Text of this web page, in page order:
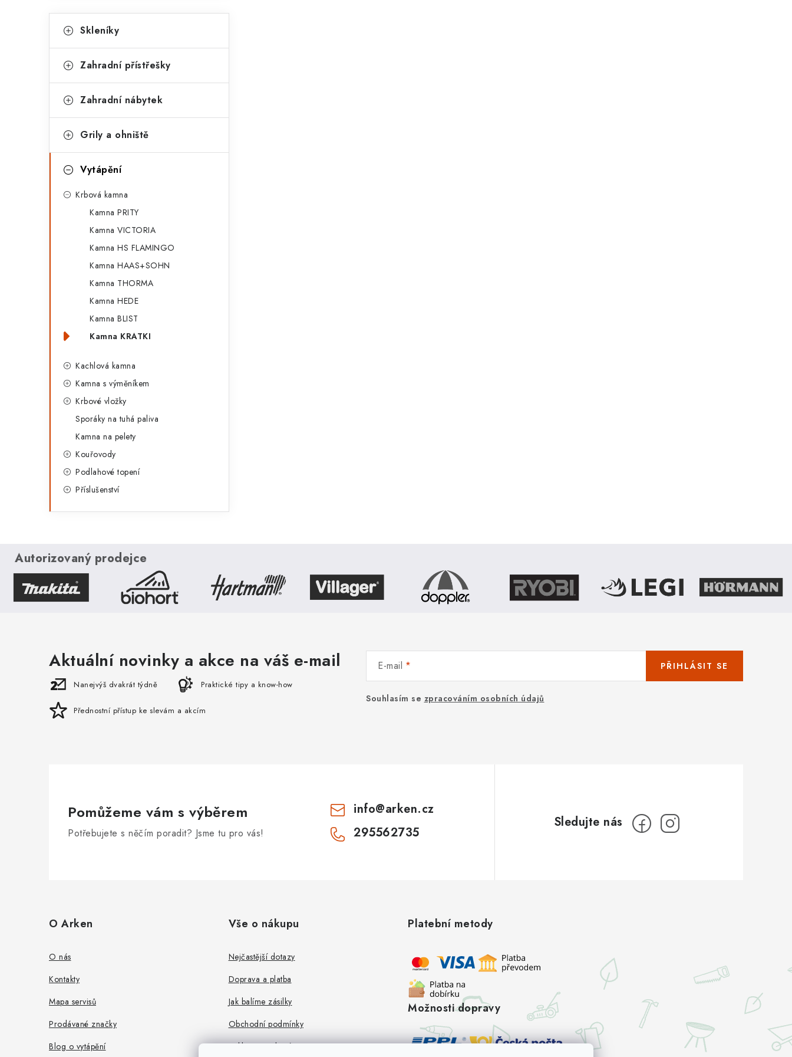
kategorie
a
e
o
i
Skleníky
Zahradní přístřešky
Zahradní nábytek
Grily a ohniště
Vytápění
Krbová kamna
Kamna PRITY
Kamna VICTORIA
Kamna HS FLAMINGO
Kamna HAAS+SOHN
Kamna THORMA
Kamna HEDE
Kamna BLIST
Kamna KRATKI
Kachlová kamna
Kamna s výměníkem
Krbové vložky
Sporáky na tuhá paliva
Kamna na pelety
Kouřovody
Podlahové topení
Příslušenství
Autorizovaný prodejce
Aktuální novinky a akce na váš e-mail
Nanejvýš dvakrát týdně Praktické tipy a know-how
Přednostní přístup ke slevám a akcím
E-mail
Souhlasím se zpracováním osobních údajů
PŘIHLÁSIT SE
Pomůžeme vám s výběrem
Potřebujete s něčím poradit? Jsme tu pro vás!
info@arken.cz
295562735
O Arken
O nás
Kontakty
Mapa servisů
Prodávané značky
Blog o vytápění
Vše o nákupu
Nejčastější dotazy
Doprava a platba
Jak balíme zásilky
Obchodní podmínky
Reklamace zboží
Platební metody
Možnosti dopravy